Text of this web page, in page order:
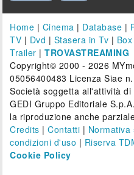
Home | Cinema | Database |
TV | Dvd | Stasera in Tv |
Trailer |TROVASTREAMING
Copyright© 2000 - 2026
05056400483 Licenza Siae
Società soggetta all'attività
GEDI Gruppo Editoriale
la riproduzione anche
Credits |Contatti | Normativa
condizioni d'uso | Riserva
Cookie Policy